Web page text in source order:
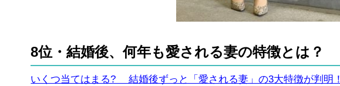
8位・結婚後、何年も愛される妻の特徴とは？
いくつ当てはまる? 結婚後ずっと「愛される妻」の3大特徴が判明！